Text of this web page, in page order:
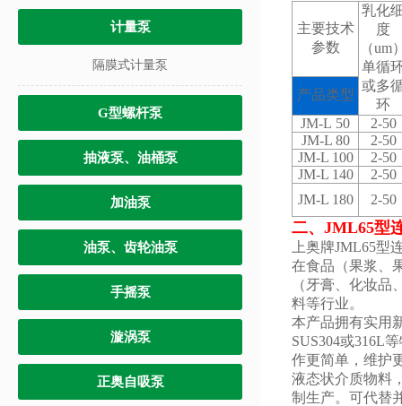
计量泵
隔膜式计量泵
G型螺杆泵
抽液泵、油桶泵
加油泵
油泵、齿轮油泵
手摇泵
漩涡泵
正奥自吸泵
主要技术
参数
乳化
度
（um
单循
或多
环
产品类型
JM-L 50
2-50
JM-L 80
2-50
JM-L 100
2-50
JM-L 140
2-50
JM-L 180
2-50
二、JML65型
上奥牌JML65
在食品（果浆、
（牙膏、化妆
料等行业。
本产品拥有实用
SUS304或316L
作更简单，维护
液态状介质物料
制生产。可代替